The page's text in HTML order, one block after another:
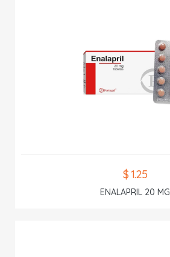
$ 1.25
ENALAPRIL 20 MG